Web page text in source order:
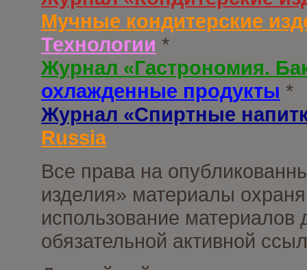
Мучные кондитерские
Технологии *
Журнал «Гастрономия.
охлажденные продукты *
Журнал «Спиртные
Russia
Все права на
изделия» материалы
использование материалов
обязательной активной